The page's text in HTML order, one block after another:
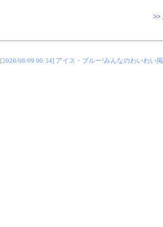
>>
[2026/08/09 00:34] アイス・ブルー!みんなのわいわい